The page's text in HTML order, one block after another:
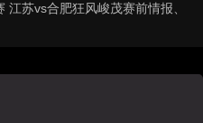
苏vs合肥狂风峻茂赛前情报、